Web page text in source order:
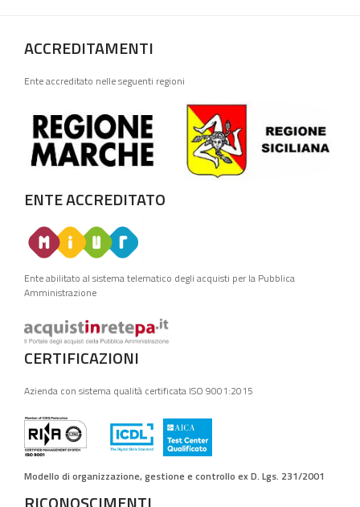
ACCREDITAMENTI
Ente accreditato nelle seguenti regioni
ENTE ACCREDITATO
Ente abilitato al sistema telematico degli acquisti per la Pubblica
Amministrazione
CERTIFICAZIONI
Azienda con sistema qualità certificata ISO 9001:2015
Modello di organizzazione, gestione e controllo ex D. Lgs. 231/2001